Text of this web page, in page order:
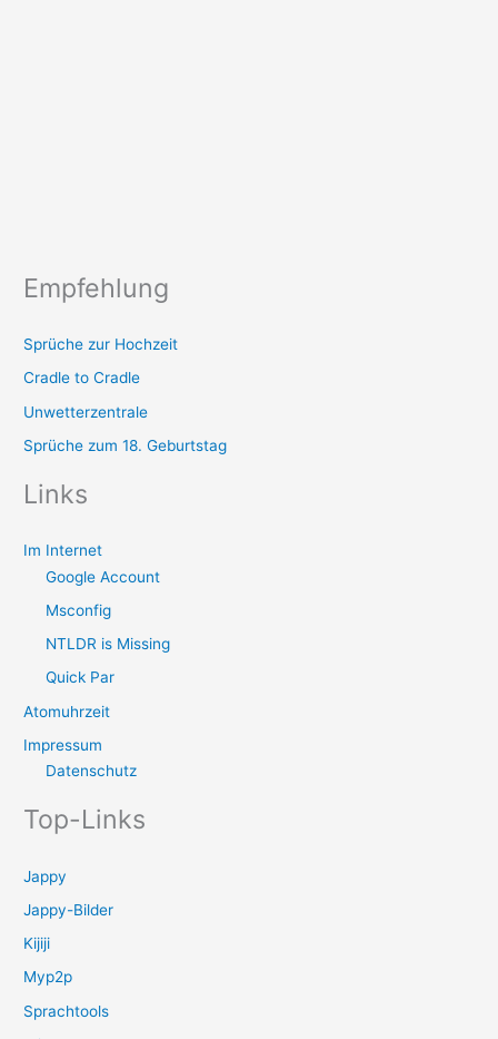
Empfehlung
Sprüche zur Hochzeit
Cradle to Cradle
Unwetterzentrale
Sprüche zum 18. Geburtstag
Links
Im Internet
Google Account
Msconfig
NTLDR is Missing
Quick Par
Atomuhrzeit
Impressum
Datenschutz
Top-Links
Jappy
Jappy-Bilder
Kijiji
Myp2p
Sprachtools